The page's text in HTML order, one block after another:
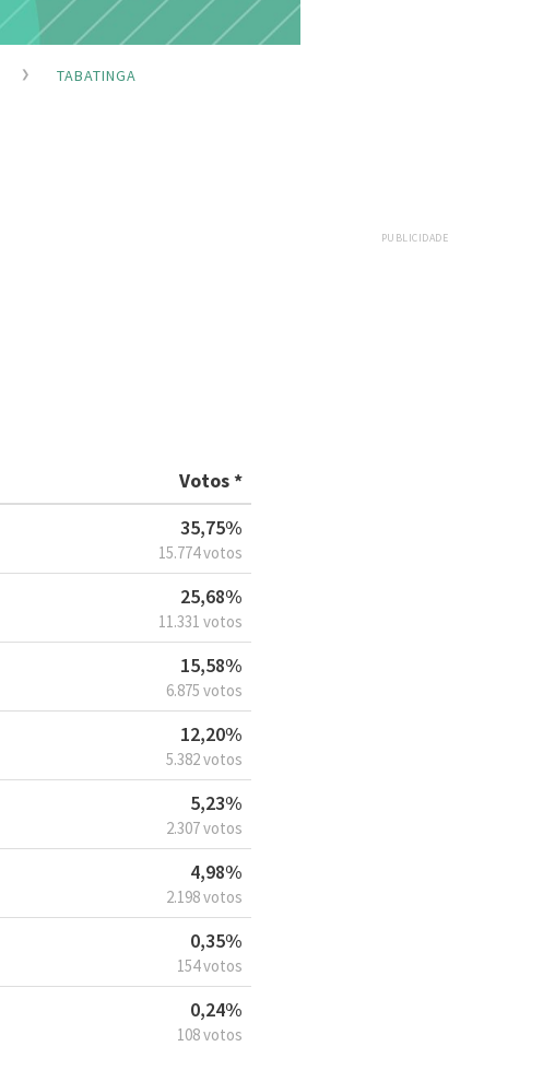
TABATINGA
PUBLICIDADE
Votos *
35,75%
15.774 votos
25,68%
11.331 votos
15,58%
6.875 votos
12,20%
5.382 votos
5,23%
2.307 votos
4,98%
2.198 votos
0,35%
154 votos
0,24%
108 votos